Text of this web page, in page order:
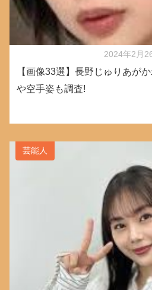
2024年2月
【画像33選】長野じゅりあが
や空手姿も調査!
芸能人